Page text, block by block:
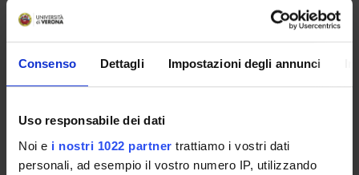
Consenso Dettagli Impostazioni degli annunci
Uso responsabile dei dati
Noi e i nostri 1022 partner trattiamo i vostri dati
personali, ad esempio il vostro numero IP, utilizzando
di conoscenze etiche e deontologiche che fondano i principi di
una professionalità autonoma, responsabile e coerente con le
attuali problematiche della pratica clinica.
Programma
------------------------
MM: DEONTOLOGIA E REGOLAMENTAZIONE DELL'ESERCIZIO
PROFESSIONALE
------------------------